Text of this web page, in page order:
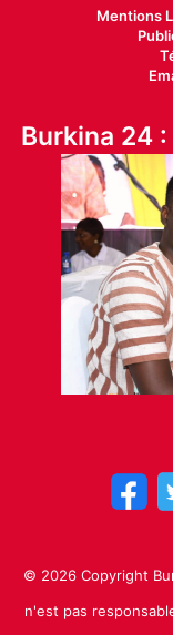
Mentions
Burkina 24
© 2026 Copyright
n'est pas